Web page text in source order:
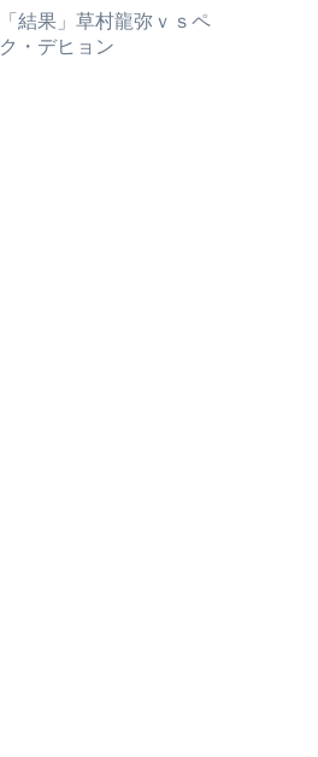
「結果」草村龍弥ｖｓペ
ク・デヒョン